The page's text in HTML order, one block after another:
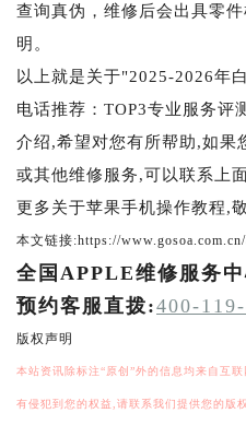
查询真伪，维修后会出具零
明。
以上就是关于"2025-2026年
电话推荐：TOP3专业服务评
介绍,希望对您有所帮助,如果
或其他维修服务,可以联系上
更多关于苹果手机操作教程,
本文链接:https://
全国APPLE维修服务
预约客服直拨:400-
版权声明
本站资讯除标注“原创”外的信息均来自互
有侵犯到您的权益,请联系我们提供您的版